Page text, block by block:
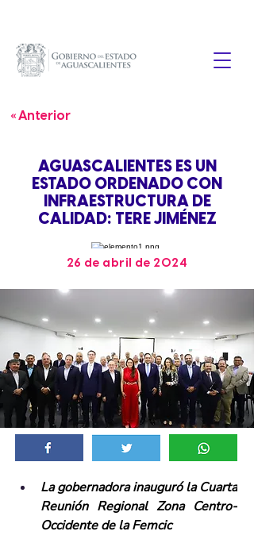
« Anterior
AGUASCALIENTES ES UN
ESTADO ORDENADO CON
INFRAESTRUCTURA DE
CALIDAD: TERE JIMÉNEZ
26 de abril de 2024
La gobernadora inauguró la Cuarta
Reunión Regional Zona Centro-
Occidente de la Femcic